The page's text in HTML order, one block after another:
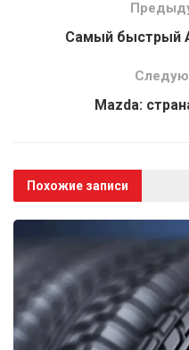
Самый быстрый
Mazda:
Похожие записи